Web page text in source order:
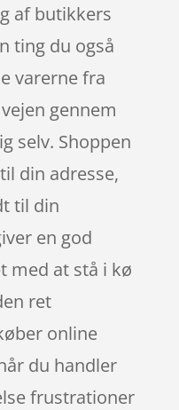
af butikkers
ting du også
varerne fra
gennem
selv. Shoppen
din adresse,
til din
en god
med at stå i kø
ret
online
du handler
frustrationer